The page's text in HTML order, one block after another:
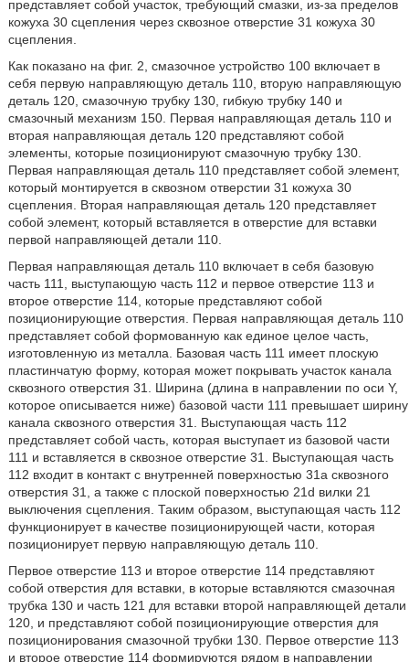
представляет собой участок, требующий смазки, из-за пределов
кожуха 30 сцепления через сквозное отверстие 31 кожуха 30
сцепления.
Как показано на фиг. 2, смазочное устройство 100 включает в
себя первую направляющую деталь 110, вторую направляющую
деталь 120, смазочную трубку 130, гибкую трубку 140 и
смазочный механизм 150. Первая направляющая деталь 110 и
вторая направляющая деталь 120 представляют собой
элементы, которые позиционируют смазочную трубку 130.
Первая направляющая деталь 110 представляет собой элемент,
который монтируется в сквозном отверстии 31 кожуха 30
сцепления. Вторая направляющая деталь 120 представляет
собой элемент, который вставляется в отверстие для вставки
первой направляющей детали 110.
Первая направляющая деталь 110 включает в себя базовую
часть 111, выступающую часть 112 и первое отверстие 113 и
второе отверстие 114, которые представляют собой
позиционирующие отверстия. Первая направляющая деталь 110
представляет собой формованную как единое целое часть,
изготовленную из металла. Базовая часть 111 имеет плоскую
пластинчатую форму, которая может покрывать участок канала
сквозного отверстия 31. Ширина (длина в направлении по оси Y,
которое описывается ниже) базовой части 111 превышает ширину
канала сквозного отверстия 31. Выступающая часть 112
представляет собой часть, которая выступает из базовой части
111 и вставляется в сквозное отверстие 31. Выступающая часть
112 входит в контакт с внутренней поверхностью 31a сквозного
отверстия 31, а также с плоской поверхностью 21d вилки 21
выключения сцепления. Таким образом, выступающая часть 112
функционирует в качестве позиционирующей части, которая
позиционирует первую направляющую деталь 110.
Первое отверстие 113 и второе отверстие 114 представляют
собой отверстия для вставки, в которые вставляются смазочная
трубка 130 и часть 121 для вставки второй направляющей детали
120, и представляют собой позиционирующие отверстия для
позиционирования смазочной трубки 130. Первое отверстие 113
и второе отверстие 114 формируются рядом в направлении